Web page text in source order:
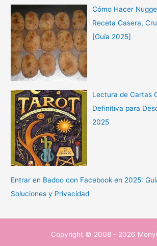
Cómo Hacer
Receta Casera,
[Guía 2025]
Lectura de Cartas
Definitiva para
2025
Entrar en Badoo con Facebook en 2025:
Soluciones y Privacidad
Copyright © 2008 - 2026